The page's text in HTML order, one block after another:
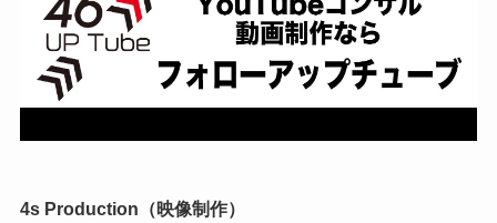
4s Production（映像制作）